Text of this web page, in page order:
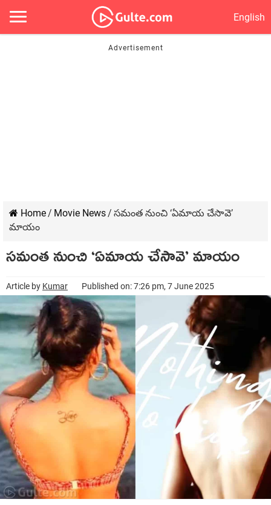
English
Home/ Movie News/ సమంత నుంచి ‘ఏమాయ చేసావె’
మాయం
సమంత నుంచి ‘ఏమాయ చేసావె’ మాయం
Article by Kumar Published on: 7:26 pm, 7 June 2025